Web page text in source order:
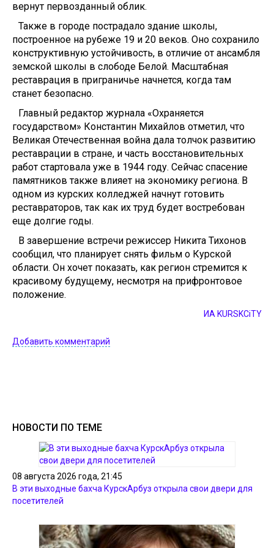
вернут первозданный облик.
Также в городе пострадало здание школы,
построенное на рубеже 19 и 20 веков. Оно сохранило
конструктивную устойчивость, в отличие от ансамбля
земской школы в слободе Белой. Масштабная
реставрация в приграничье начнется, когда там
станет безопасно.
Главный редактор журнала «Охраняется
государством» Константин Михайлов отметил, что
Великая Отечественная война дала толчок развитию
реставрации в стране, и часть восстановительных
работ стартовала уже в 1944 году. Сейчас спасение
памятников также влияет на экономику региона. В
одном из курских колледжей начнут готовить
реставраторов, так как их труд будет востребован
еще долгие годы.
В завершение встречи режиссер Никита Тихонов
сообщил, что планирует снять фильм о Курской
области. Он хочет показать, как регион стремится к
красивому будущему, несмотря на прифронтовое
положение.
ИА KURSKCiTY
Добавить комментарий
НОВОСТИ ПО ТЕМЕ
08 августа 2026 года, 21:45
В эти выходные бахча КурскАрбуз открыла свои двери для
посетителей